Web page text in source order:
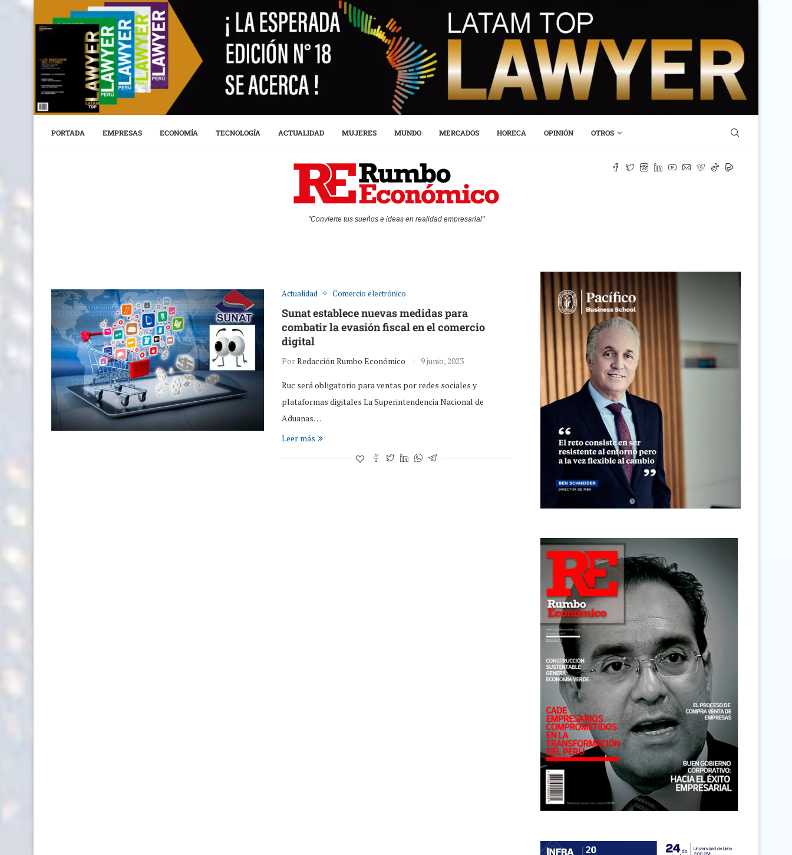
PORTADA EMPRESAS ECONOMÍA TECNOLOGÍA ACTUALIDAD MUJERES MUNDO MERCADOS HORECA OPINIÓN OTROS
"Convierte tus sueños e ideas en realidad empresarial"
Actualidad Comercio electrónico
Sunat establece nuevas medidas para
combatir la evasión fiscal en el comercio
digital
PorRedacción Rumbo Económico 9 junio, 2023
Ruc será obligatorio para ventas por redes sociales y
plataformas digitales La Superintendencia Nacional de
Aduanas…
Leer más